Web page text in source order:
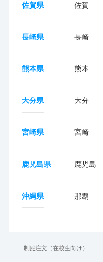
佐賀県 佐賀
長崎県 長崎
熊本県 熊本
大分県 大分
宮崎県 宮崎
鹿児島県 鹿児島
沖縄県 那覇
制服注文（在校生向け）